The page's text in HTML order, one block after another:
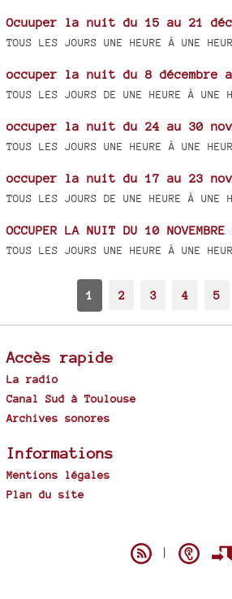
Ocuuper la nuit du 15 au 21
TOUS LES JOURS UNE HEURE À UNE
occuper la nuit du 8 décembre
TOUS LES JOURS DE UNE HEURE À UNE
occuper la nuit du 24 au 30
TOUS LES JOURS UNE HEURE À UNE
occuper la nuit du 17 au 23
TOUS LES JOURS DE UNE HEURE À UNE
OCCUPER LA NUIT DU 10
TOUS LES JOURS UNE HEURE À UNE
1 2 3 4 5
Accès rapide
La radio
Canal Sud à Toulouse
Archives sonores
Informations
Mentions légales
Plan du site
|